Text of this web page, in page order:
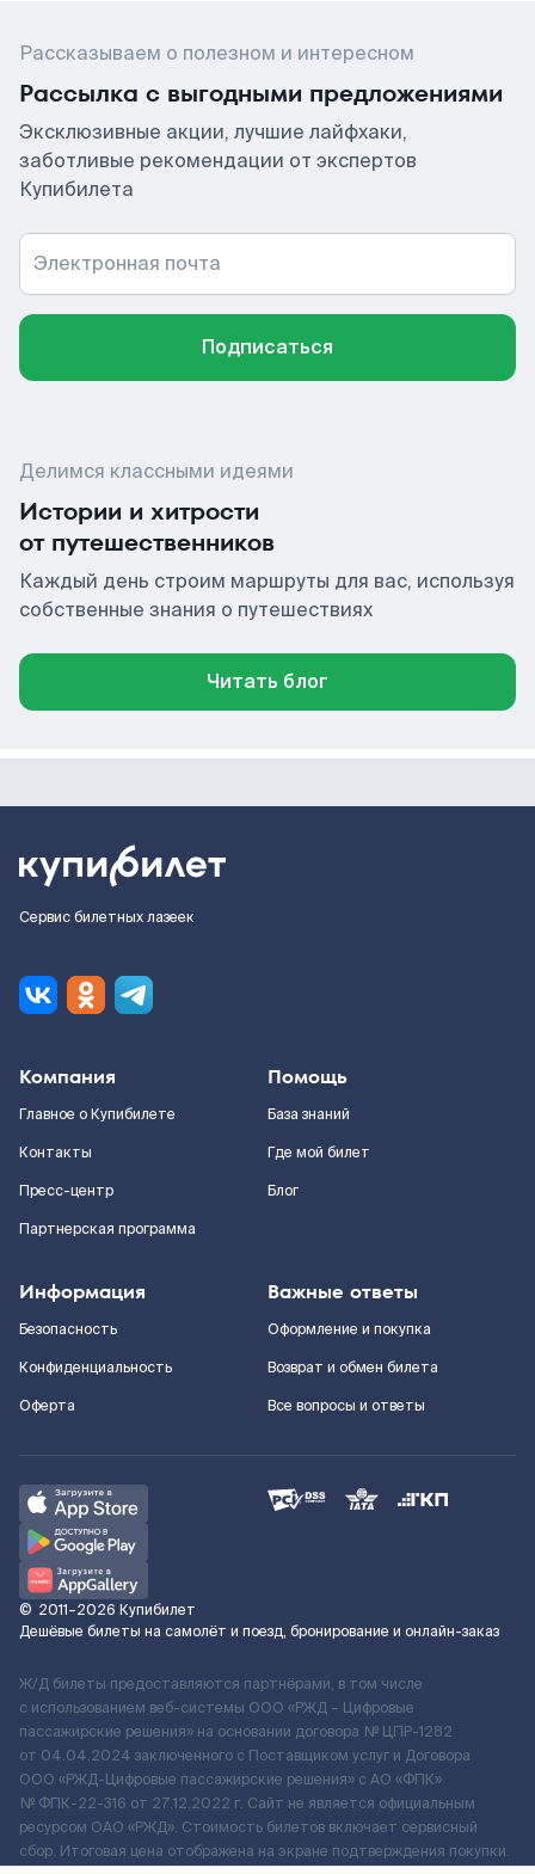
Рассказываем о полезном и интересном
Рассылка с выгодными предложениями
Эксклюзивные акции, лучшие лайфхаки,
заботливые рекомендации от экспертов
Купибилета
Электронная почта
Подписаться
Делимся классными идеями
Истории и хитрости
от путешественников
Каждый день строим маршруты для вас, используя
собственные знания о путешествиях
Читать блог
Сервис билетных лазеек
Компания
Главное о Купибилете
Контакты
Пресс-центр
Партнерская программа
Помощь
База знаний
Где мой билет
Блог
Информация
Безопасность
Конфиденциальность
Оферта
Важные ответы
Оформление и покупка
Возврат и обмен билета
Все вопросы и ответы
© 2011–2026 Купибилет
Дешёвые билеты на самолёт и поезд, бронирование и онлайн-заказ
Ж/Д билеты предоставляются партнёрами, в том числе
с использованием веб-системы ООО «РЖД – Цифровые
пассажирские решения» на основании договора № ЦПР-1282
от 04.04.2024 заключенного с Поставщиком услуг и Договора
ООО «РЖД-Цифровые пассажирские решения» c АО «ФПК»
№ ФПК-22-316 от 27.12.2022 г. Сайт не является официальным
ресурсом ОАО «РЖД». Стоимость билетов включает сервисный
сбор. Итоговая цена отображена на экране подтверждения покупки.